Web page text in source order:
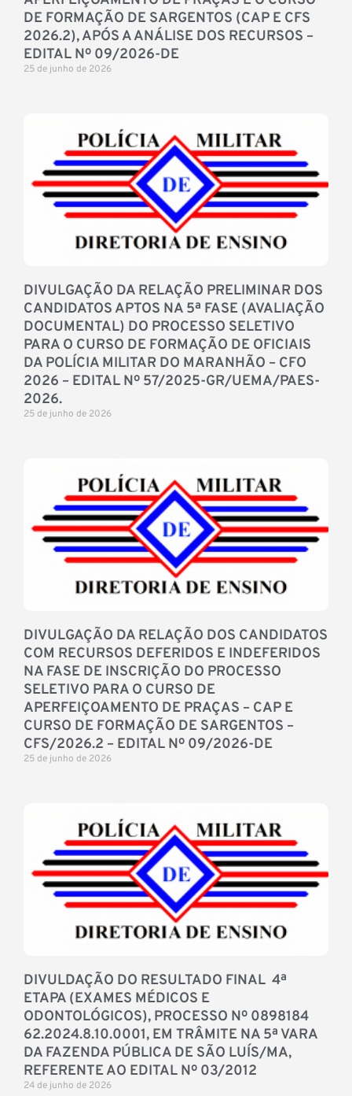
DE FORMAÇÃO DE SARGENTOS (CAP E CFS
2026.2), APÓS A ANÁLISE DOS RECURSOS –
EDITAL Nº 09/2026-DE
25 de junho de 2026
DIVULGAÇÃO DA RELAÇÃO PRELIMINAR DOS
CANDIDATOS APTOS NA 5ª FASE (AVALIAÇÃO
DOCUMENTAL) DO PROCESSO SELETIVO
PARA O CURSO DE FORMAÇÃO DE OFICIAIS
DA POLÍCIA MILITAR DO MARANHÃO – CFO
2026 – EDITAL Nº 57/2025-GR/UEMA/PAES-
2026.
25 de junho de 2026
DIVULGAÇÃO DA RELAÇÃO DOS CANDIDATOS
COM RECURSOS DEFERIDOS E INDEFERIDOS
NA FASE DE INSCRIÇÃO DO PROCESSO
SELETIVO PARA O CURSO DE
APERFEIÇOAMENTO DE PRAÇAS – CAP E
CURSO DE FORMAÇÃO DE SARGENTOS –
CFS/2026.2 – EDITAL Nº 09/2026-DE
25 de junho de 2026
DIVULDAÇÃO DO RESULTADO FINAL 4ª
ETAPA (EXAMES MÉDICOS E
ODONTOLÓGICOS), PROCESSO Nº 0898184
62.2024.8.10.0001, EM TRÂMITE NA 5ª VARA
DA FAZENDA PÚBLICA DE SÃO LUÍS/MA,
REFERENTE AO EDITAL Nº 03/2012
24 de junho de 2026